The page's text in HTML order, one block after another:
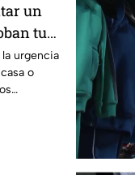
un
tu
urgencia
o